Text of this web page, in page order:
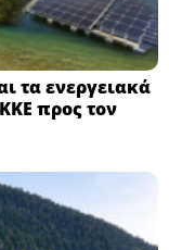
τα ενεργειακά
προς τον